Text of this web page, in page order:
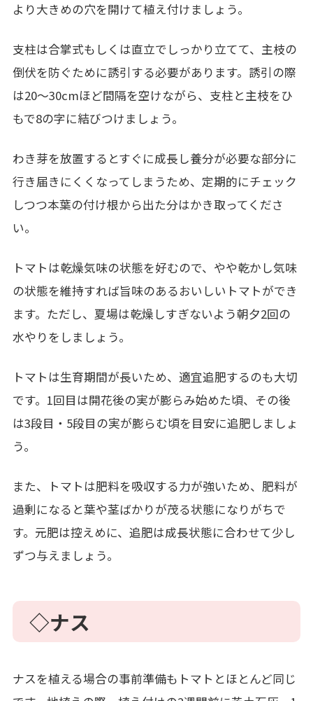
より大きめの穴を開けて植え付けましょう。
支柱は合掌式もしくは直立でしっかり立てて、主枝の
倒伏を防ぐために誘引する必要があります。誘引の際
は20～30cmほど間隔を空けながら、支柱と主枝をひ
もで8の字に結びつけましょう。
わき芽を放置するとすぐに成長し養分が必要な部分に
行き届きにくくなってしまうため、定期的にチェック
しつつ本葉の付け根から出た分はかき取ってくださ
い。
トマトは乾燥気味の状態を好むので、やや乾かし気味
の状態を維持すれば旨味のあるおいしいトマトができ
ます。ただし、夏場は乾燥しすぎないよう朝夕2回の
水やりをしましょう。
トマトは生育期間が長いため、適宜追肥するのも大切
です。1回目は開花後の実が膨らみ始めた頃、その後
は3段目・5段目の実が膨らむ頃を目安に追肥しましょ
う。
また、トマトは肥料を吸収する力が強いため、肥料が
過剰になると葉や茎ばかりが茂る状態になりがちで
す。元肥は控えめに、追肥は成長状態に合わせて少し
ずつ与えましょう。
◇ナス
ナスを植える場合の事前準備もトマトとほとんど同じ